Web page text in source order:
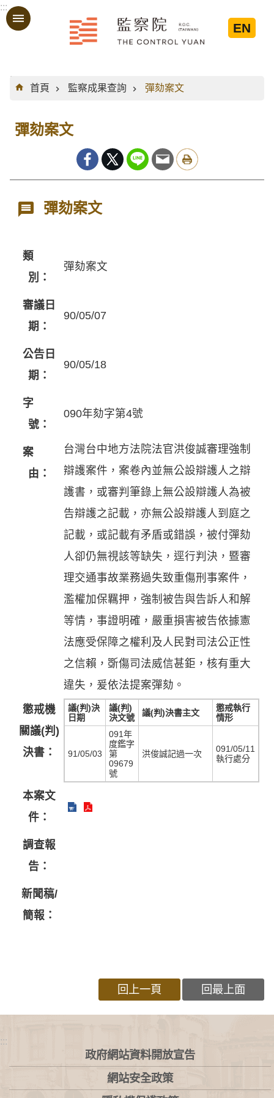
跳到主要內容區塊
:::
EN
:::
首頁
監察成果查詢 彈劾案文
彈劾案文
彈劾案文
類
別：
彈劾案文
審議日
期：
90/05/07
公告日
期：
90/05/18
字
號：
090年劾字第4號
案
由：
台灣台中地方法院法官洪俊誠審理強制
辯護案件，案卷內並無公設辯護人之辯
護書，或審判筆錄上無公設辯護人為被
告辯護之記載，亦無公設辯護人到庭之
記載，或記載有矛盾或錯誤，被付彈劾
人卻仍無視該等缺失，逕行判決，暨審
理交通事故業務過失致重傷刑事案件，
濫權加保羈押，強制被告與告訴人和解
等情，事證明確，嚴重損害被告依據憲
法應受保障之權利及人民對司法公正性
之信賴，斲傷司法威信甚鉅，核有重大
違失，爰依法提案彈劾。
懲戒機
關議(判)
決書：
議(判)決
日期
議(判)
決文號
議(判)決書主文
懲戒執行
情形
91/05/03
091年
度鑑字
第
09679
號
洪俊誠記過一次
091/05/11
執行處分
本案文
件：
調查報
告：
新聞稿/
簡報：
回上一頁 回最上面
:::
政府網站資料開放宣告
網站安全政策